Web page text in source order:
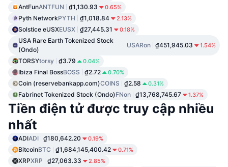
AntFunANTFUN ₫1,130.93 0.65%
Pyth NetworkPYTH ₫1,018.84 2.13%
Solstice eUSXEUSX ₫27,445.31 0.18%
USA Rare Earth Tokenized Stock
(Ondo)
USARon ₫451,945.03 1.54%
TORSYtorsy ₫3.79 0.04%
Ibiza Final BossBOSS ₫2.72 0.70%
Coin (reservebankapp.com)COINS ₫2.58 0.31%
Fabrinet Tokenized Stock (Ondo)FNon ₫13,768,745.67 1.37%
Tiền điện tử được truy cập nhiều
nhất
ADIADI ₫180,642.20 0.19%
BitcoinBTC ₫1,684,145,400.42 0.71%
XRPXRP ₫27,063.33 2.85%